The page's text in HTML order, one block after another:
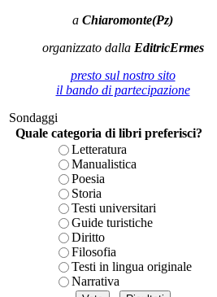
a Chiaromonte(Pz)
organizzato dalla EditricErmes
presto sul nostro sito
il bando di partecipazione
Sondaggi
Quale categoria di libri preferisci?
Letteratura
Manualistica
Poesia
Storia
Testi universitari
Guide turistiche
Diritto
Filosofia
Testi in lingua originale
Narrativa